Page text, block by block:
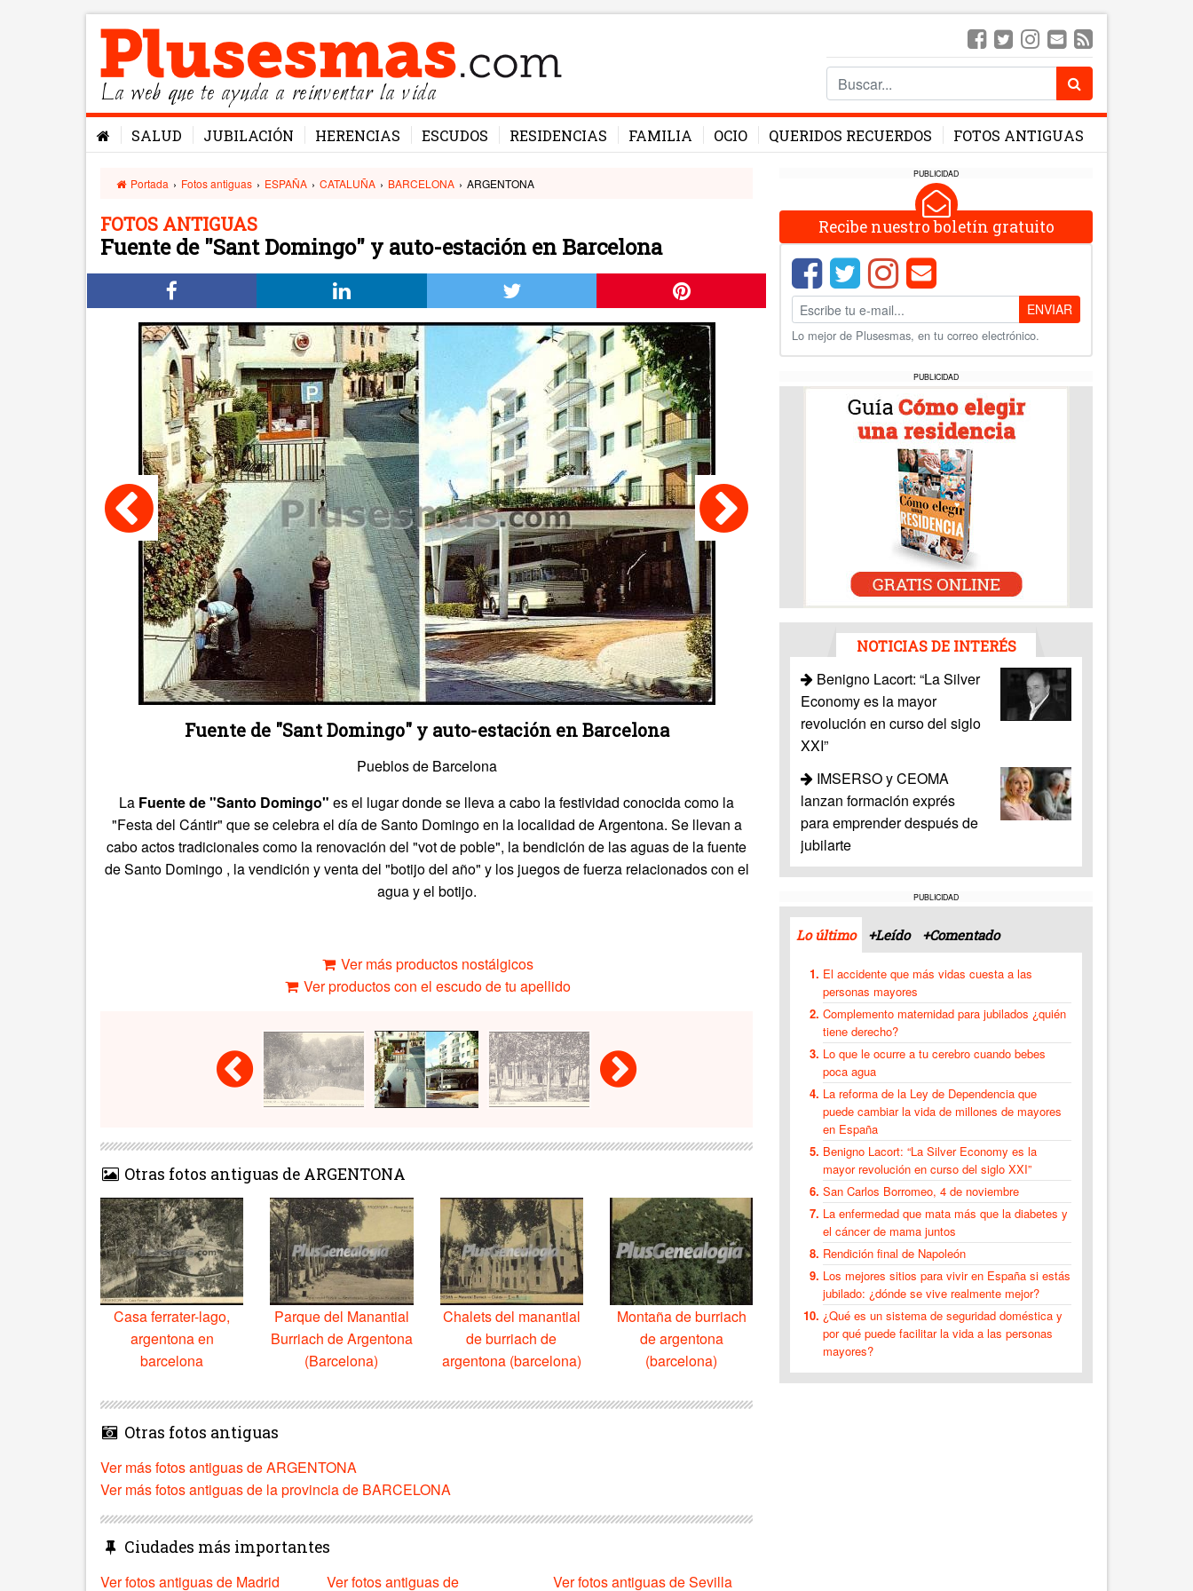
La web que te ayuda a reinventar la vida
SALUD JUBILACIÓN HERENCIAS ESCUDOS RESIDENCIAS FAMILIA OCIO QUERIDOS RECUERDOS FOTOS ANTIGUAS
Portada › Fotos antiguas › ESPAÑA › CATALUÑA › BARCELONA › ARGENTONA
FOTOS ANTIGUAS
Fuente de "Sant Domingo" y auto-estación en Barcelona
Fuente de "Sant Domingo" y auto-estación en Barcelona
Pueblos de Barcelona
La Fuente de "Santo Domingo" es el lugar donde se lleva a cabo la festividad conocida como la
"Festa del Cántir" que se celebra el día de Santo Domingo en la localidad de Argentona. Se llevan a
cabo actos tradicionales como la renovación del "vot de poble", la bendición de las aguas de la fuente
de Santo Domingo , la vendición y venta del "botijo del año" y los juegos de fuerza relacionados con el
agua y el botijo.
Ver más productos nostálgicos
Ver productos con el escudo de tu apellido
Otras fotos antiguas de ARGENTONA
Casa ferrater-lago,
argentona en
barcelona
Parque del Manantial
Burriach de Argentona
(Barcelona)
Chalets del manantial
de burriach de
argentona (barcelona)
Montaña de burriach
de argentona
(barcelona)
Otras fotos antiguas
Ver más fotos antiguas de ARGENTONA
Ver más fotos antiguas de la provincia de BARCELONA
Ciudades más importantes
Ver fotos antiguas de Madrid
Ver fotos antiguas de Ver fotos antiguas de Sevilla
PUBLICIDAD
Recibe nuestro boletín gratuito
ENVIAR
Lo mejor de Plusesmas, en tu correo electrónico.
PUBLICIDAD
NOTICIAS DE INTERÉS
Benigno Lacort: “La Silver
Economy es la mayor
revolución en curso del siglo
XXI”
IMSERSO y CEOMA
lanzan formación exprés
para emprender después de
jubilarte
PUBLICIDAD
Lo último +Leído +Comentado
El accidente que más vidas cuesta a las
personas mayores
Complemento maternidad para jubilados ¿quién
tiene derecho?
Lo que le ocurre a tu cerebro cuando bebes
poca agua
La reforma de la Ley de Dependencia que
puede cambiar la vida de millones de mayores
en España
Benigno Lacort: “La Silver Economy es la
mayor revolución en curso del siglo XXI”
San Carlos Borromeo, 4 de noviembre
La enfermedad que mata más que la diabetes y
el cáncer de mama juntos
Rendición final de Napoleón
Los mejores sitios para vivir en España si estás
jubilado: ¿dónde se vive realmente mejor?
¿Qué es un sistema de seguridad doméstica y
por qué puede facilitar la vida a las personas
mayores?